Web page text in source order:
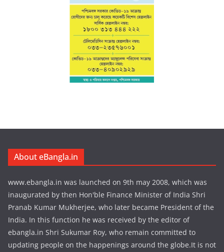
About eBangla.in
www.ebangla.in was launched on 9th may 2008, which was
inaugurated by then Hon'ble Finance Minister of India Shri
Pranab Kumar Mukherjee, who later became President of the
India. In this function he was received by the editor of
ebangla.in Shri Sukumar Roy, who remain committed to
updating people on the happenings around the globe.It is not